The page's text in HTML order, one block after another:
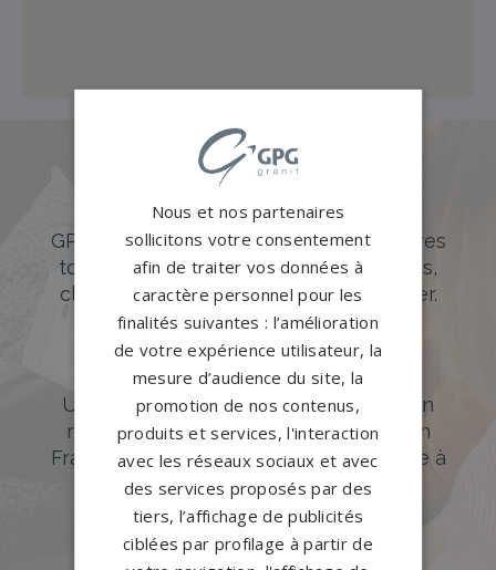
Des pierres tombales uniques et
originales
GPG Granit offre un large choix de pierres
tombales en granit de styles modernes,
classiques ou originales à personnaliser.
Accompagnement sur-mesure
Un accompagnement sur mesure et un
réseau de 1200 partenaires partout en
France. Personnalisation avancée grâce à
notre configurateur 3D en ligne.
PERSONNALISEZ VOTRE MONUMENT
Nous et nos partenaires
sollicitons votre consentement
afin de traiter vos données à
caractère personnel pour les
finalités suivantes : l’amélioration
de votre expérience utilisateur, la
mesure d’audience du site, la
promotion de nos contenus,
produits et services, l'interaction
avec les réseaux sociaux et avec
des services proposés par des
tiers, l’affichage de publicités
ciblées par profilage à partir de